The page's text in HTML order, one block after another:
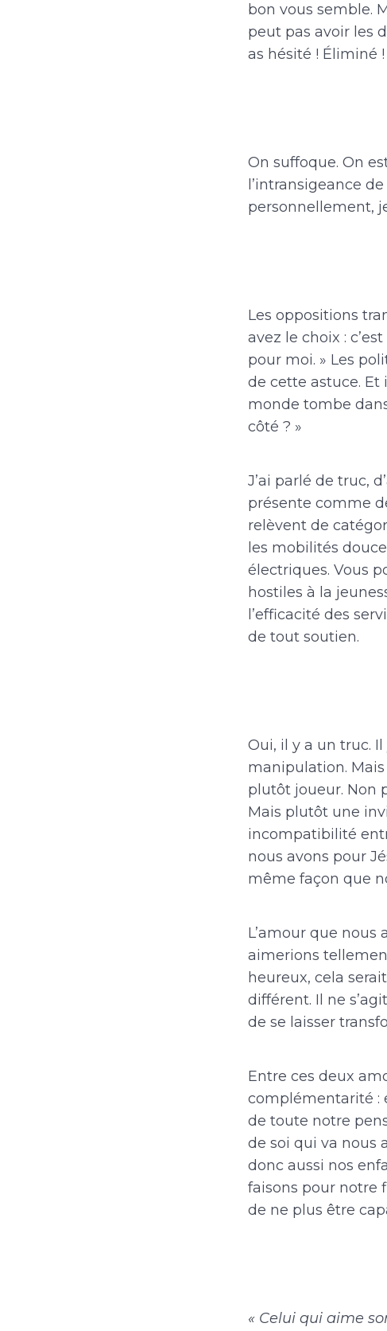
bon vous semble.
peut pas avoir les
as hésité ! Éliminé !
On suffoque. On
l’intransigeance
personnellement,
Les oppositions
avez le choix :
pour moi. » Les
de cette astuce. Et
monde tombe
côté ? »
J’ai parlé de truc,
présente comme
relèvent de
les mobilités
électriques. Vous
hostiles à la
l’efficacité des
de tout soutien.
Oui, il y a un truc.
manipulation.
plutôt joueur. Non
Mais plutôt une
incompatibilité
nous avons pour
même façon que
L’amour que
aimerions
heureux, cela
différent. Il ne
de se laisser
Entre ces deux
complémentarité :
de toute notre
de soi qui va nous
donc aussi nos
faisons pour notre
de ne plus être
« Celui qui aime